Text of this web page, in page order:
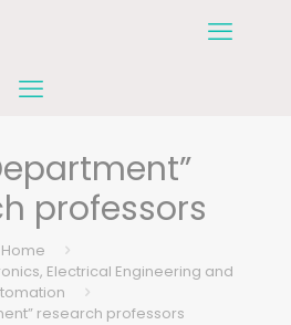
professors
Home
Electrical Engineering and
research professors